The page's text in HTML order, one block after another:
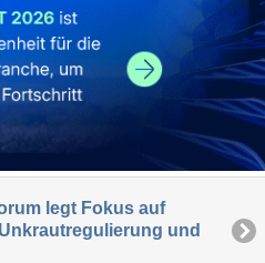
legt Fokus auf
und